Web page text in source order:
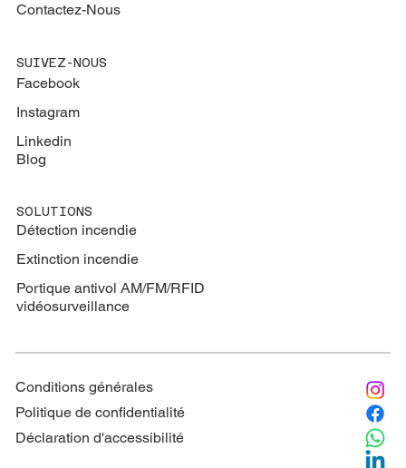
Contactez-Nous
SUIVEZ-NOUS
Facebook
Instagram
Linkedin
Blog
SOLUTIONS
Détection incendie
Extinction incendie
Portique antivol AM/FM/RFID
vidéosurveillance
Conditions générales
Politique de confidentialité
Déclaration d'accessibilité